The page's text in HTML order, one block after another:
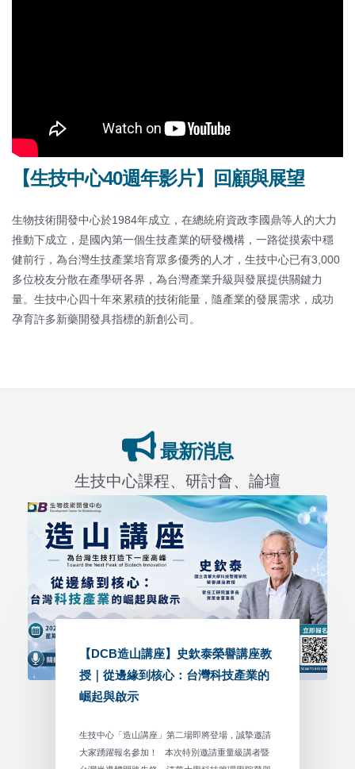
【生技中心40週年影片】回顧與展望
生物技術開發中心於1984年成立，在總統府資政李國鼎等人的大力
推動下成立，是國內第一個生技產業的研發機構，一路從摸索中穩
健前行，為台灣生技產業培育眾多優秀的人才，生技中心已有3,000
多位校友分散在產學研各界，為台灣產業升級與發展提供關鍵力
量。生技中心四十年來累積的技術能量，隨產業的發展需求，成功
孕育許多新藥開發具指標的新創公司。
最新消息
生技中心課程、研討會、論壇
【DCB造山講座】史欽泰榮譽講座教
授｜從邊緣到核心：台灣科技產業的
崛起與啟示
生技中心「造山講座」第二場即將登場，誠摯邀請
大家踴躍報名參加！ 本次特別邀請重量級講者暨